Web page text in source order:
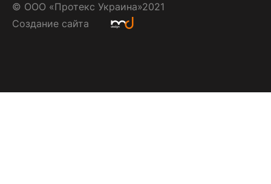
© ООО «Протекс Украина»2021
Создание сайта